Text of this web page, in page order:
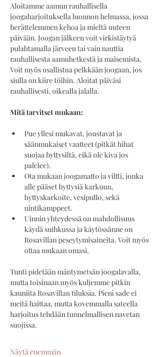
Aloitamme aamun rauhallisella
joogaharjoituksella luonnon helmassa, jossa
herättelemmen kehoa ja mieltä uuteen
päivään. Joogan jälkeen voit virkistäytyä
pulahtamalla järveen tai vain nauttia
rauhallisesta aamuhetkestä ja maisemista.
Voit myös osallistua pelkkään joogaan, jos
siulla on kiire töihin. Aloitat päiväsi
rauhallisesti, oikealla jalalla.
Mitä tarvitset mukaan:
Pue yllesi mukavat, joustavat ja
säänmukaiset vaatteet (pitkät hihat
suojaa hyttysiltä, eikä ole kiva jos
palelee).
Ota mukaan joogamatto ja viltti, jonka
alle pääset hyttysiä karkuun,
hyttyskarkoite, vesipullo, sekä
uintikamppeet.
Uinnin yhteydessä on mahdollisuus
käydä suihkussa ja käytössänne on
Rosavillan peseytymisaineita. Voit myös
ottaa mukaan omasi.
Tunti pidetään mäntymetsän joogalavalla,
mutta toisinaan myös kuljemme pitkin
kauniita Rosavillan tiluksia. Pieni sade ei
meitä haittaa, mutta kovemmalla sateella
harjoitus tehdään tunnelmallisen navetan
suojissa.
Näytä enemmän